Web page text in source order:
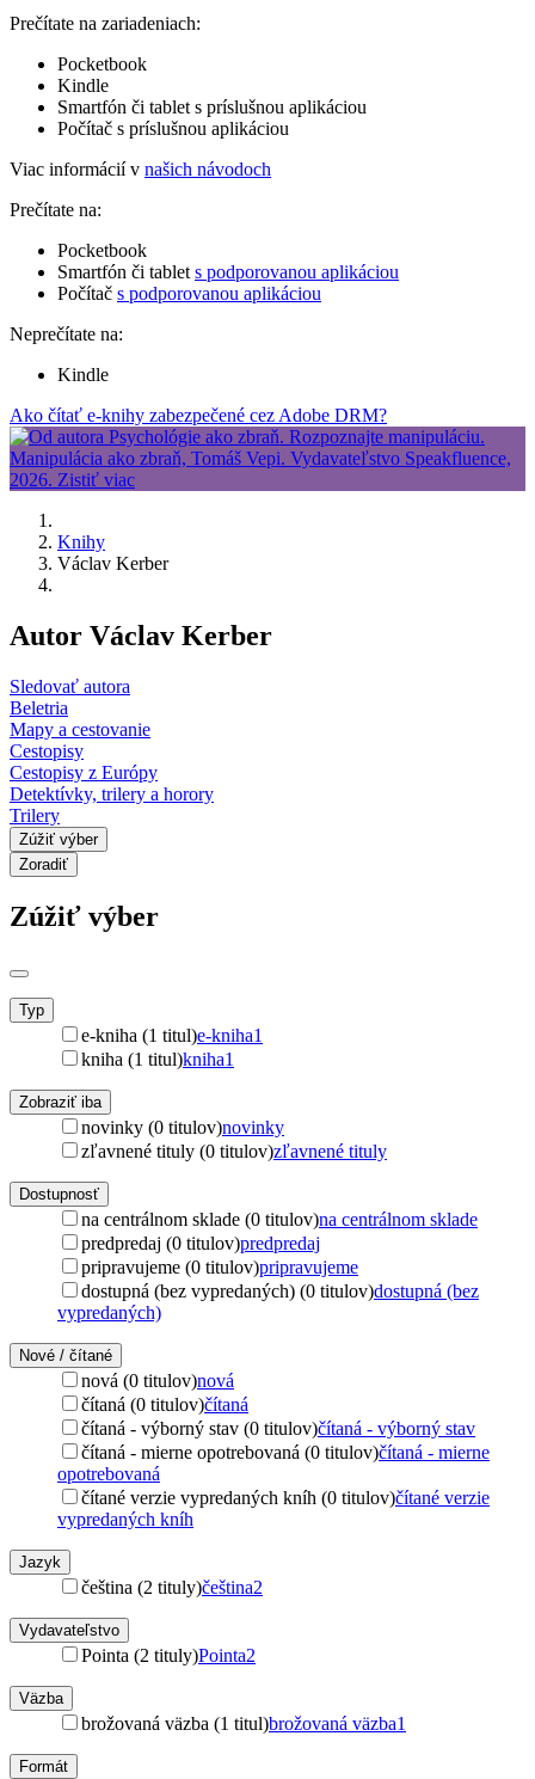
Prečítate na zariadeniach:
Pocketbook
Kindle
Smartfón či tablet s príslušnou aplikáciou
Počítač s príslušnou aplikáciou
Viac informácií v našich návodoch
Prečítate na:
Pocketbook
Smartfón či tablet s podporovanou aplikáciou
Počítač s podporovanou aplikáciou
Neprečítate na:
Kindle
Ako čítať e-knihy zabezpečené cez Adobe DRM?
Knihy
Václav Kerber
Autor Václav Kerber
Sledovať autora
Beletria
Mapy a cestovanie
Cestopisy
Cestopisy z Európy
Detektívky, trilery a horory
Trilery
Zúžiť výber
Zoradiť
Zúžiť výber
Typ
e-kniha (1 titul)e-kniha1
kniha (1 titul)kniha1
Zobraziť iba
novinky (0 titulov)novinky
zľavnené tituly (0 titulov)zľavnené tituly
Dostupnosť
na centrálnom sklade (0 titulov)na centrálnom sklade
predpredaj (0 titulov)predpredaj
pripravujeme (0 titulov)pripravujeme
dostupná (bez vypredaných) (0 titulov)dostupná (bez
vypredaných)
Nové / čítané
nová (0 titulov)nová
čítaná (0 titulov)čítaná
čítaná - výborný stav (0 titulov)čítaná - výborný stav
čítaná - mierne opotrebovaná (0 titulov)čítaná - mierne
opotrebovaná
čítané verzie vypredaných kníh (0 titulov)čítané verzie
vypredaných kníh
Jazyk
čeština (2 tituly)čeština2
Vydavateľstvo
Pointa (2 tituly)Pointa2
Väzba
brožovaná väzba (1 titul)brožovaná väzba1
Formát